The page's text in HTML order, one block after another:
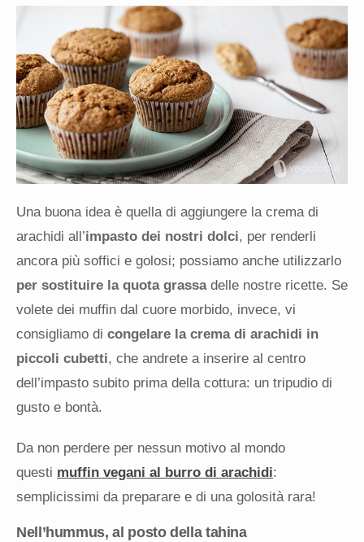
Una buona idea è quella di aggiungere la crema di
arachidi all’impasto dei nostri dolci, per renderli
ancora più soffici e golosi; possiamo anche utilizzarlo
per sostituire la quota grassa delle nostre ricette. Se
volete dei muffin dal cuore morbido, invece, vi
consigliamo di congelare la crema di arachidi in
piccoli cubetti, che andrete a inserire al centro
dell’impasto subito prima della cottura: un tripudio di
gusto e bontà.
Da non perdere per nessun motivo al mondo
questi muffin vegani al burro di arachidi:
semplicissimi da preparare e di una golosità rara!
Nell’hummus, al posto della tahina